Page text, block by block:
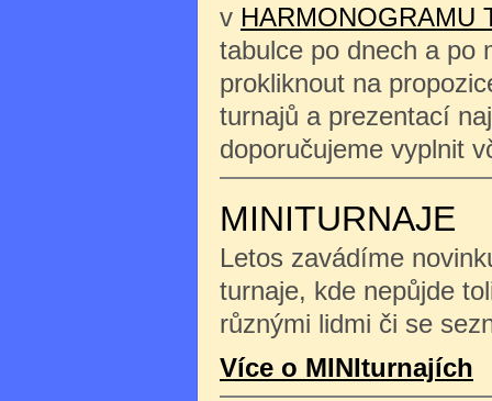
v HARMONOGRAMU
tabulce po dnech a po
prokliknout na
turnajů a prezentací
doporučujeme vyplnit
MINITURNAJE
Letos zavádíme
turnaje, kde nepůjde
různými lidmi či se
Více o MINIturnajích